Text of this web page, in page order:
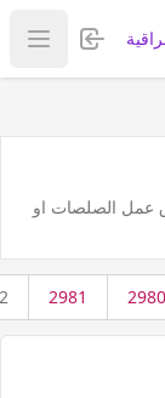
تسجيل
عرض
عمل الصلصات او
2980
2981